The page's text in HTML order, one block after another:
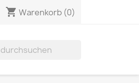
shopping_cart Warenkorb (0)